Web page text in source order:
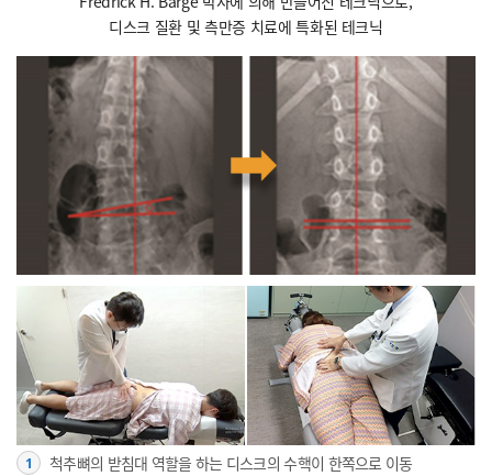
디스크 질환 및 측만증 치료에 특화된 테크닉
1 척추뼈의 받침대 역할을 하는 디스크의 수핵이 한쪽으로 이동